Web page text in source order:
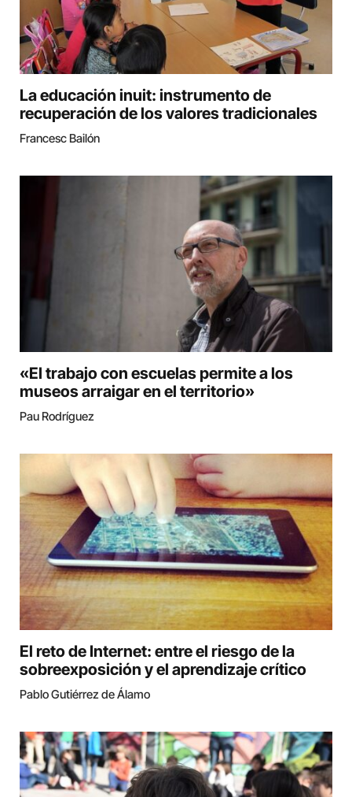
La educación inuit: instrumento de
recuperación de los valores tradicionales
Francesc Bailón
«El trabajo con escuelas permite a los
museos arraigar en el territorio»
Pau Rodríguez
El reto de Internet: entre el riesgo de la
sobreexposición y el aprendizaje crítico
Pablo Gutiérrez de Álamo